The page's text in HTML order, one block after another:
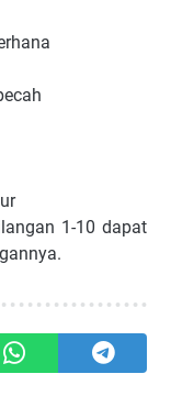
1-10 dapat